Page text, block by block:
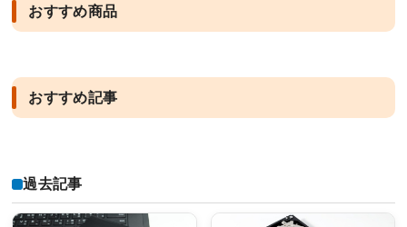
おすすめ商品
おすすめ記事
過去記事